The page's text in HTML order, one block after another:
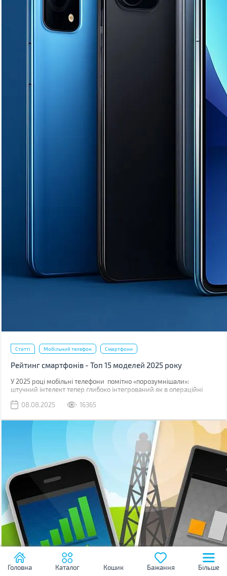
Статті Мобільний телефон Смартфони
Рейтинг смартфонів - Топ 15 моделей 2025 року
У 2025 році мобільні телефони помітно «порозумнішали»:
штучний інтелект тепер глибоко інтегрований як в операційні
08.08.2025
16365
Головна Каталог Кошик Бажання Більше